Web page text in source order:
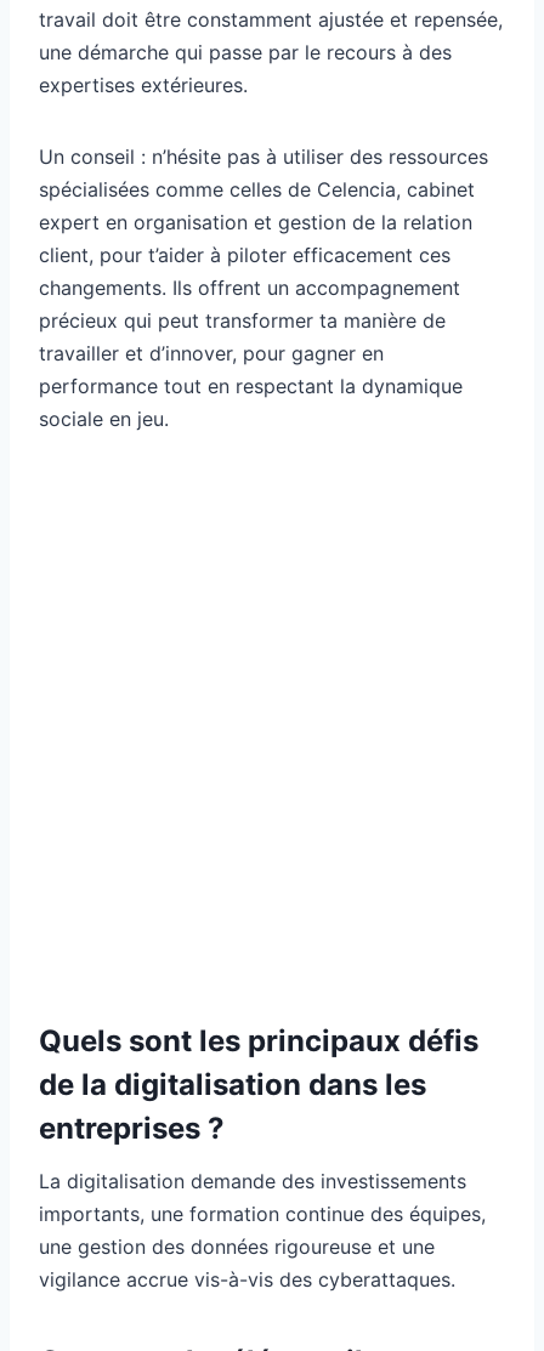
travail doit être constamment ajustée et repensée,
une démarche qui passe par le recours à des
expertises extérieures.
Un conseil : n’hésite pas à utiliser des ressources
spécialisées comme celles de Celencia, cabinet
expert en organisation et gestion de la relation
client, pour t’aider à piloter efficacement ces
changements. Ils offrent un accompagnement
précieux qui peut transformer ta manière de
travailler et d’innover, pour gagner en
performance tout en respectant la dynamique
sociale en jeu.
Quels sont les principaux défis
de la digitalisation dans les
entreprises ?
La digitalisation demande des investissements
importants, une formation continue des équipes,
une gestion des données rigoureuse et une
vigilance accrue vis-à-vis des cyberattaques.